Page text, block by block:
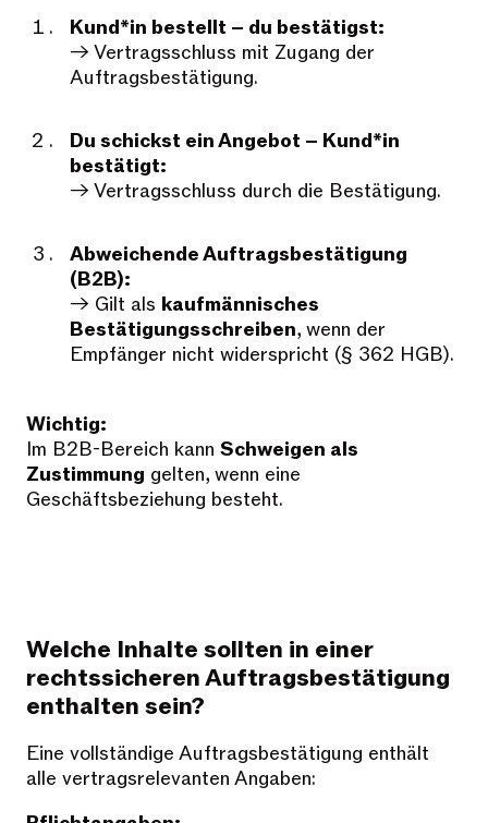
Kund*in bestellt – du bestätigst:
→ Vertragsschluss mit Zugang der
Auftragsbestätigung.
Du schickst ein Angebot – Kund*in
bestätigt:
→ Vertragsschluss durch die Bestätigung.
Abweichende Auftragsbestätigung
(B2B):
→ Gilt als kaufmännisches
Bestätigungsschreiben, wenn der
Empfänger nicht widerspricht (§ 362 HGB).
Wichtig:
Im B2B-Bereich kann Schweigen als
Zustimmung gelten, wenn eine
Geschäftsbeziehung besteht.
Welche Inhalte sollten in einer
rechtssicheren Auftragsbestätigung
enthalten sein?
Eine vollständige Auftragsbestätigung enthält
alle vertragsrelevanten Angaben: